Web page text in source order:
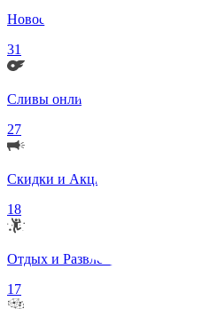
Новости в мире
31
Сливы онлифанс моделей 18+
27
Скидки и Акции
18
Отдых и Развлечения
17